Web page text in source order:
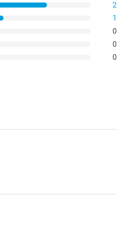
°C
'frisch'
19 cm
2
1
0
0
0